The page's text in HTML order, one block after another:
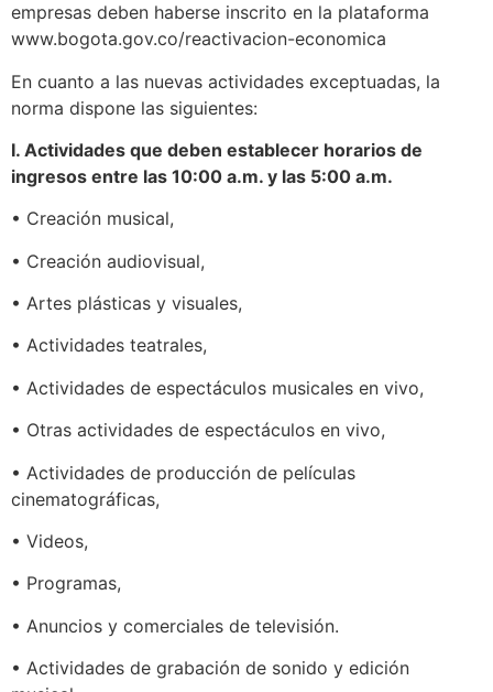
empresas deben haberse inscrito en la plataforma
www.bogota.gov.co/reactivacion-economica
En cuanto a las nuevas actividades exceptuadas, la
norma dispone las siguientes:
I. Actividades que deben establecer horarios de
ingresos entre las 10:00 a.m. y las 5:00 a.m.
• Creación musical,
• Creación audiovisual,
• Artes plásticas y visuales,
• Actividades teatrales,
• Actividades de espectáculos musicales en vivo,
• Otras actividades de espectáculos en vivo,
• Actividades de producción de películas
cinematográficas,
• Videos,
• Programas,
• Anuncios y comerciales de televisión.
• Actividades de grabación de sonido y edición